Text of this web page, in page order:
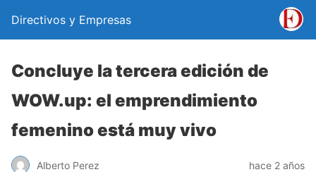
Directivos y Empresas
Concluye la tercera edición de
WOW.up: el emprendimiento
femenino está muy vivo
Alberto Perez hace 2 años